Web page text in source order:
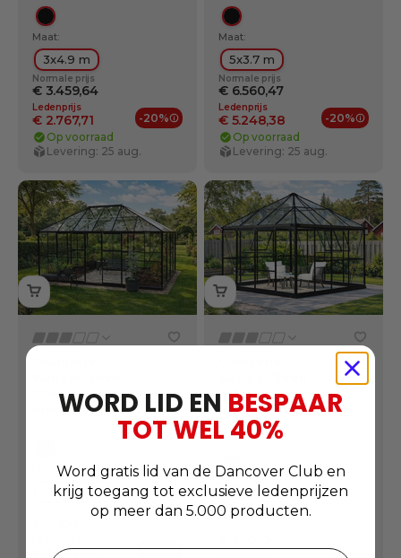
Zwart
Maat:
3x4.9 m
Normale prijs
€ 3.459,64
Ledenprijs
€ 2.767,71 -20%
Ledenvoordelen
Op voorraad
Levering: 25 aug.
Zwart
Maat:
5x3.7 m
Normale prijs
€ 6.560,47
Ledenprijs
€ 5.248,38 -20%
Op voorraad
Levering: 25 aug.
12m², 4,2x2,86x2,84m
met voet, Zwart
Maat:
4.2x2.9 m
Normale prijs
€ 3.263,94 -25%
tuinpaviljoen glas
8,06m²,
2,82x2,86x2,8m met
voet, Zwart
Kleur:
Zwart
Maat:
2.8x2.9 m
WORD LID EN BESPAAR
TOT WEL 40%
Word gratis lid van de Dancover Club en
krijg toegang tot exclusieve ledenprijzen
op meer dan 5.000 producten.